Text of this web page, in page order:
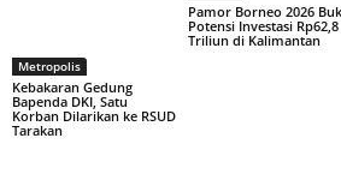
Metropolis
Kebakaran Gedung
Bapenda DKI, Satu
Korban Dilarikan ke RSUD
Tarakan
Pamor Borneo 2026
Potensi Investasi Rp62,8
Triliun di Kalimantan